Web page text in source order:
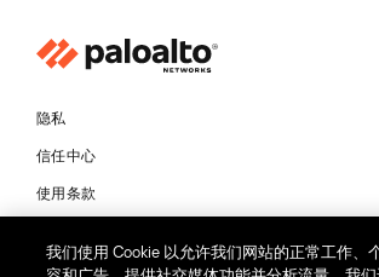
隐私
信任中心
使用条款
我们使用 Cookie 以允许我们网站的正常工作、